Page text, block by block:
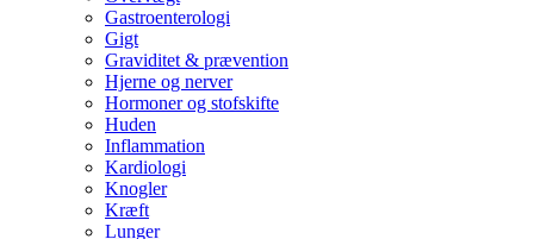
Gastroenterologi
Gigt
Graviditet & prævention
Hjerne og nerver
Hormoner og stofskifte
Huden
Inflammation
Kardiologi
Knogler
Kræft
Lunger